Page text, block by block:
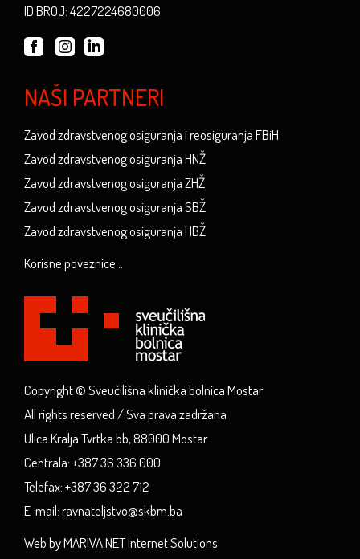
ID BROJ: 4227224680006
NAŠI PARTNERI
Zavod zdravstvenog osiguranja i reosiguranja FBiH
Zavod zdravstvenog osiguranja HNŽ
Zavod zdravstvenog osiguranja ZHŽ
Zavod zdravstvenog osiguranja SBŽ
Zavod zdravstvenog osiguranja HBŽ
Korisne poveznice...
Copyright © Sveučilišna klinička bolnica Mostar
All rights reserved / Sva prava zadržana
Ulica Kralja Tvrtka bb, 88000 Mostar
Centrala: +387 36 336 000
Telefax: +387 36 322 712
E-mail: ravnateljstvo@skbm.ba
Web by MARIVA.NET Internet Solutions